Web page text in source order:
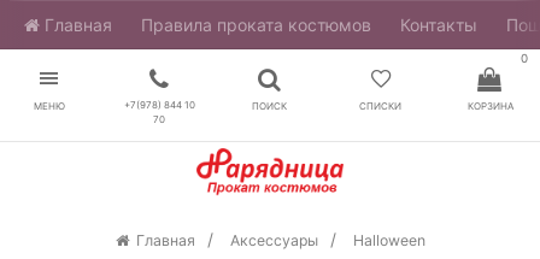
Главная ​Правила проката костюмов Контакты
МЕНЮ
+7(978) 844 10
70
ПОИСК СПИСКИ
0
КОРЗИНА
Главная Аксессуары Halloween